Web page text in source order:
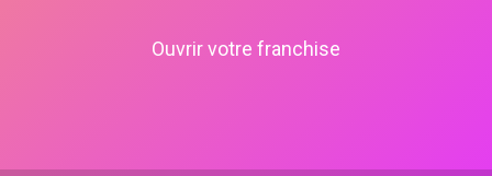
Ouvrir votre franchise